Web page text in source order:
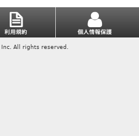
All rights reserved.